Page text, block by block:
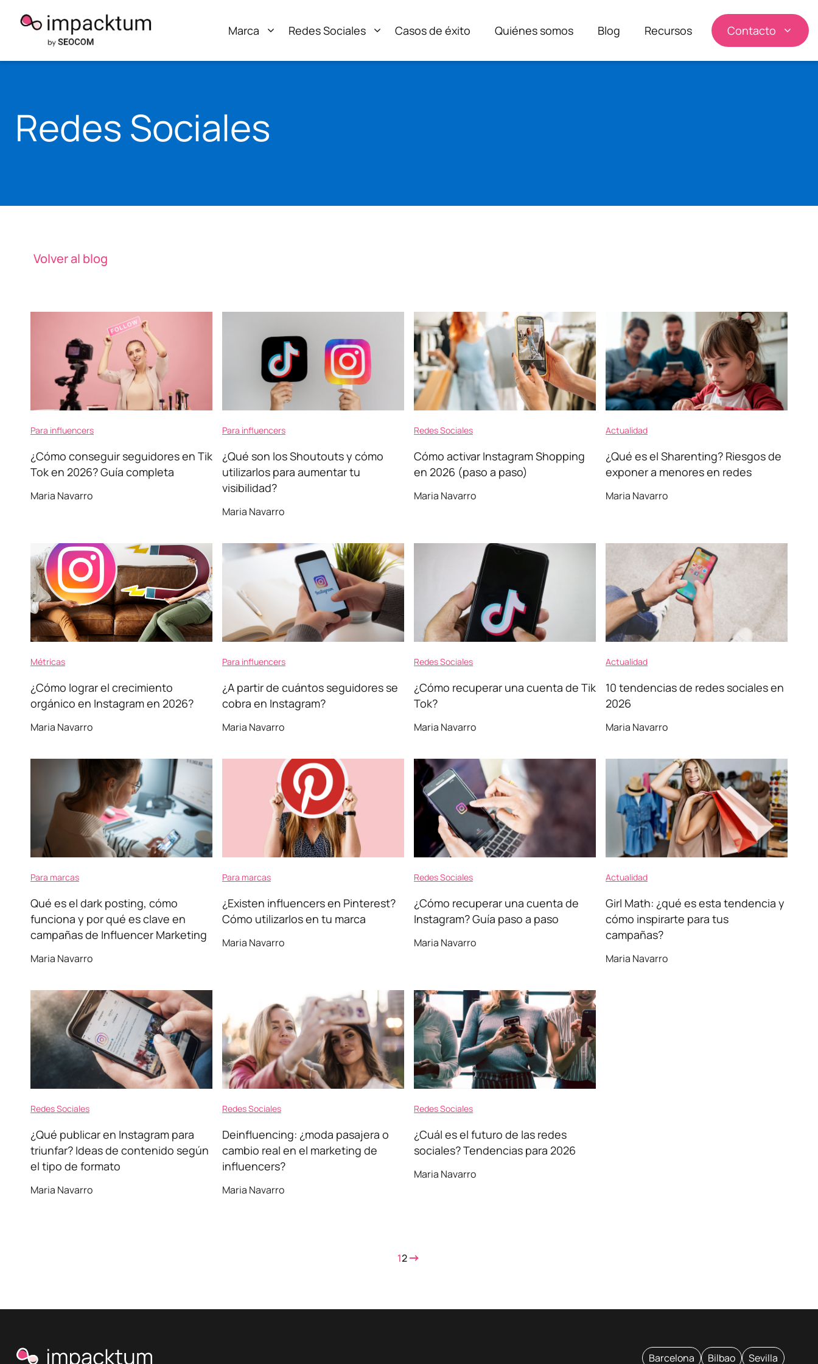
contenido
Marca Redes Sociales Casos de éxito Quiénes somos Blog Recursos Contacto
Redes Sociales
Volver al blog
Para influencers
¿Cómo conseguir seguidores en Tik
Tok en 2026? Guía completa
Maria Navarro
Para influencers
¿Qué son los Shoutouts y cómo
utilizarlos para aumentar tu
visibilidad?
Maria Navarro
Redes Sociales
Cómo activar Instagram Shopping
en 2026 (paso a paso)
Maria Navarro
Actualidad
¿Qué es el Sharenting? Riesgos de
exponer a menores en redes
Maria Navarro
Métricas
¿Cómo lograr el crecimiento
orgánico en Instagram en 2026?
Maria Navarro
Para influencers
¿A partir de cuántos seguidores se
cobra en Instagram?
Maria Navarro
Redes Sociales
¿Cómo recuperar una cuenta de Tik
Tok?
Maria Navarro
Actualidad
10 tendencias de redes sociales en
2026
Maria Navarro
Para marcas
Qué es el dark posting, cómo
funciona y por qué es clave en
campañas de Influencer Marketing
Maria Navarro
Para marcas
¿Existen influencers en Pinterest?
Cómo utilizarlos en tu marca
Maria Navarro
Redes Sociales
¿Cómo recuperar una cuenta de
Instagram? Guía paso a paso
Maria Navarro
Actualidad
Girl Math: ¿qué es esta tendencia y
cómo inspirarte para tus
campañas?
Maria Navarro
Redes Sociales
¿Qué publicar en Instagram para
triunfar? Ideas de contenido según
el tipo de formato
Maria Navarro
Redes Sociales
Deinfluencing: ¿moda pasajera o
cambio real en el marketing de
influencers?
Maria Navarro
Redes Sociales
¿Cuál es el futuro de las redes
sociales? Tendencias para 2026
Maria Navarro
12
Barcelona Bilbao Sevilla